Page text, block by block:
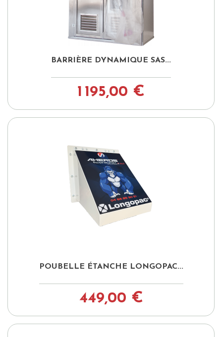
BARRIÈRE DYNAMIQUE SAS...
1 195,00 €
POUBELLE ÉTANCHE LONGOPAC...
449,00 €